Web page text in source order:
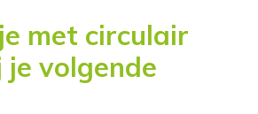
met circulair
volgende